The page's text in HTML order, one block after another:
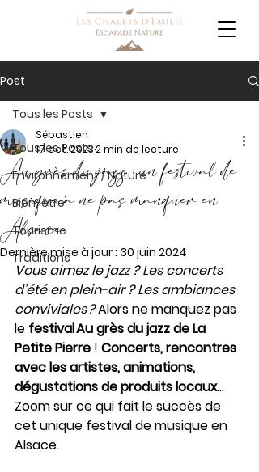
Post
Tous les Posts
Environnement / Nature
Bien-être
Tourisme
Traditions
Tous les Posts
Au grès du jazz : un festival de
musique à ne pas manquer en
Alsace
Sébastien
17 oct. 20232 min de lecture
Dernière mise à jour : 30 juin 2024
Vous aimez le jazz ? Les concerts
d’été en plein-air ? Les ambiances
conviviales ? Alors ne manquez pas
le festival Au grès du jazz de La
Petite Pierre ! Concerts, rencontres
avec les artistes, animations,
dégustations de produits locaux...
Zoom sur ce qui fait le succès de
cet unique festival de musique en
Alsace.